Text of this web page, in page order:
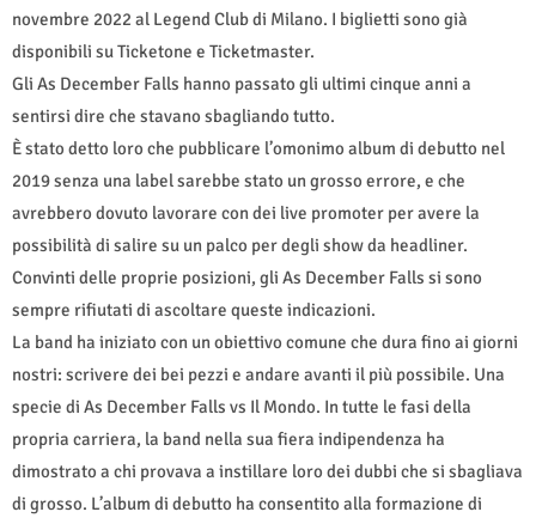
novembre 2022 al Legend Club di Milano. I biglietti sono già
disponibili su Ticketone e Ticketmaster.
Gli As December Falls hanno passato gli ultimi cinque anni a
sentirsi dire che stavano sbagliando tutto.
È stato detto loro che pubblicare l’omonimo album di debutto nel
2019 senza una label sarebbe stato un grosso errore, e che
avrebbero dovuto lavorare con dei live promoter per avere la
possibilità di salire su un palco per degli show da headliner.
Convinti delle proprie posizioni, gli As December Falls si sono
sempre rifiutati di ascoltare queste indicazioni.
La band ha iniziato con un obiettivo comune che dura fino ai giorni
nostri: scrivere dei bei pezzi e andare avanti il più possibile. Una
specie di As December Falls vs Il Mondo. In tutte le fasi della
propria carriera, la band nella sua fiera indipendenza ha
dimostrato a chi provava a instillare loro dei dubbi che si sbagliava
di grosso. L’album di debutto ha consentito alla formazione di